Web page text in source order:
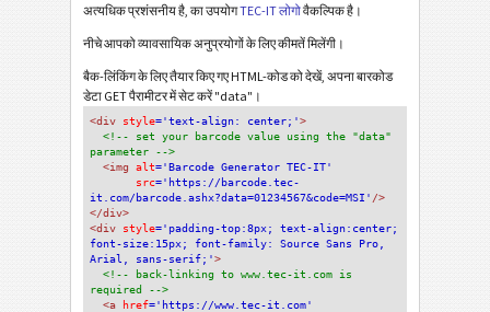
अत्यधिक प्रशंसनीय है, का उपयोगTEC-IT लोगोवैकल्पिक है।
नीचे आपको व्यावसायिक अनुप्रयोगों के लिए कीमतें मिलेंगी।
बैक-लिंकिंग के लिए तैयार किए गए HTML-कोड को देखें, अपना बारकोड
डेटा GET पैरामीटर में सेट करें "data"।
<div style='text-align: center;'>
<!-- set your barcode value using the "data"
parameter -->
<img alt='Barcode Generator TEC-IT'
src='https://barcode.tec-
it.com/barcode.ashx?data=01234567&code=MSI' />
</div>
<div style='padding-top:8px; text-align:center;
font-size:15px; font-family: Source Sans Pro,
Arial, sans-serif;'>
<!-- back-linking to www.tec-it.com is
required -->
<a href='https://www.tec-it.com'